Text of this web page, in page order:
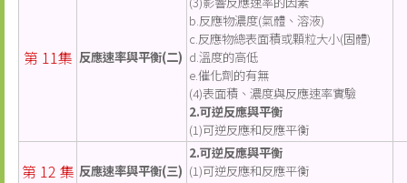
第 11集 反應速率與平衡(二)
b.反應物濃度(氣體、溶液)
c.反應物總表面積或顆粒大小(固體)
d.溫度的高低
e.催化劑的有無
(4)表面積、濃度與反應速率實驗
2.可逆反應與平衡
(1)可逆反應和反應平衡
第 12 集 反應速率與平衡(三)
2.可逆反應與平衡
(1)可逆反應和反應平衡